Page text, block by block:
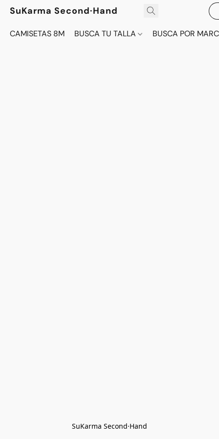
SuKarma Second·Hand
CAMISETAS 8M BUSCA TU TALLA BUSCA POR
SuKarma Second·Hand